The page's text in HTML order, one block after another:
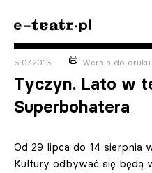
5.07.2013 Wersja do druku
Tyczyn. Lato w
Superbohatera
Od 29 lipca do 14 sierpnia
Kultury odbywać się będą